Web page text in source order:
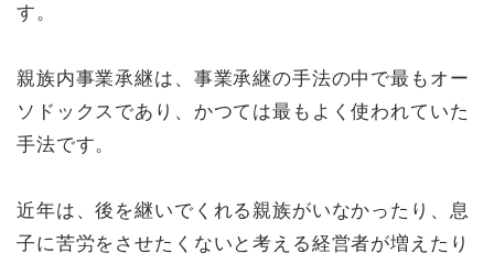
す。
親族内事業承継は、事業承継の手法の中で最もオー
ソドックスであり、かつては最もよく使われていた
手法です。
近年は、後を継いでくれる親族がいなかったり、息
子に苦労をさせたくないと考える経営者が増えたり